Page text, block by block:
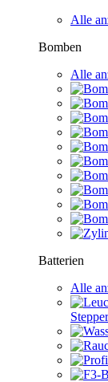
Alle
Bomben
Alle
Batterien
Alle